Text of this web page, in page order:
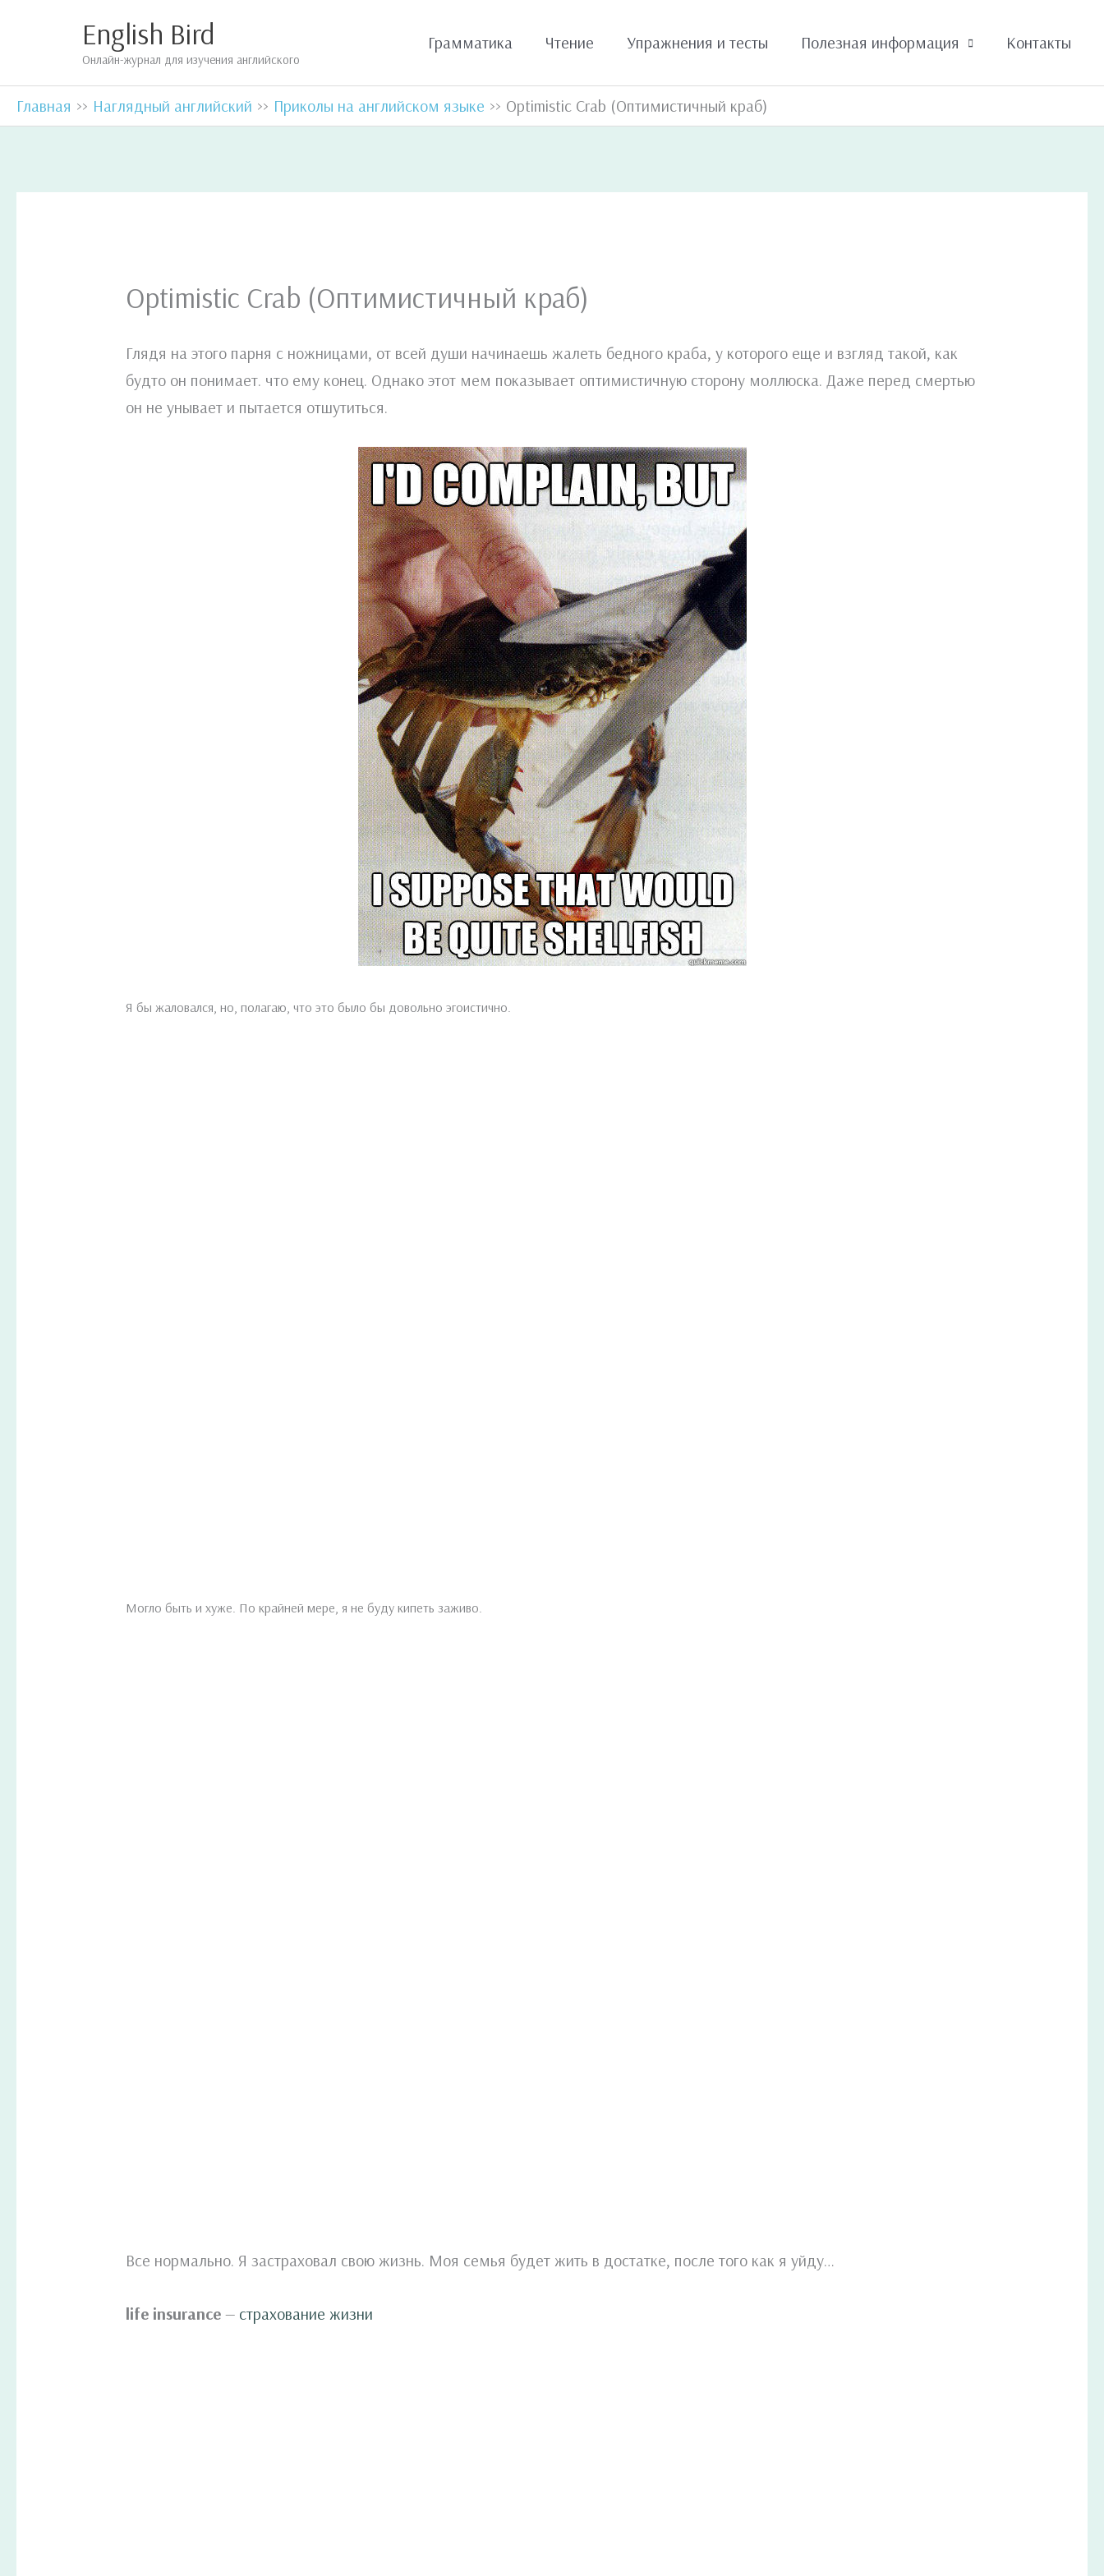
содержимому
English Bird
Онлайн-журнал для изучения английского
Грамматика Чтение Упражнения и тесты Полезная информация Контакты
Главная Наглядный английский Приколы на английском языке Optimistic Crab (Оптимистичный краб)
Optimistic Crab (Оптимистичный краб)
Глядя на этого парня с ножницами, от всей души начинаешь жалеть бедного краба, у которого еще и взгляд такой, как
будто он понимает. что ему конец. Однако этот мем показывает оптимистичную сторону моллюска. Даже перед смертью
он не унывает и пытается отшутиться.
Я бы жаловался, но, полагаю, что это было бы довольно эгоистично.
Могло быть и хуже. По крайней мере, я не буду кипеть заживо.
Все нормально. Я застраховал свою жизнь. Моя семья будет жить в достатке, после того как я уйду…
life insurance — страхование жизни